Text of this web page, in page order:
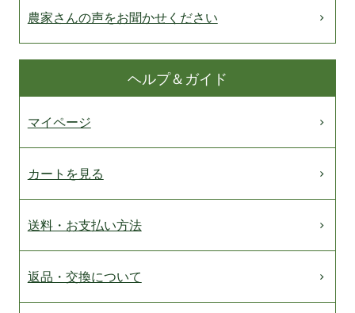
農家さんの声をお聞かせください
ヘルプ＆ガイド
マイページ
カートを見る
送料・お支払い方法
返品・交換について